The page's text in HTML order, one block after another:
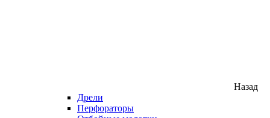
Назад
Дрели
Перфораторы